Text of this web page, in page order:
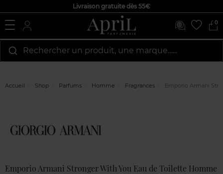
Livraison gratuite dès 55€
0
Rechercher un produit, une marque…...
Accueil Shop Parfums Homme Fragrances Emporio Armani
Emporio Armani Stronger With You Eau de Toilette Homme